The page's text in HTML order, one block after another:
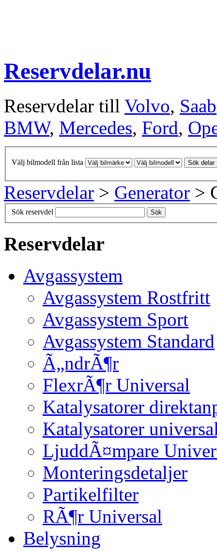
Reservdelar.nu
Reservdelar till Volvo, Saab
BMW, Mercedes, Ford,
Välj bilmodell från lista Sök delar
Reservdelar > Generator >
Sök reservdel Sök
Reservdelar
Avgassystem
Avgassystem Rostfritt
Avgassystem Sport
Avgassystem Standard
Ã„ndrÃ¶r
FlexrÃ¶r Universal
Katalysatorer
Katalysatorer
LjuddÃ¤mpare
Monteringsdetaljer
Partikelfilter
RÃ¶r Universal
Belysning